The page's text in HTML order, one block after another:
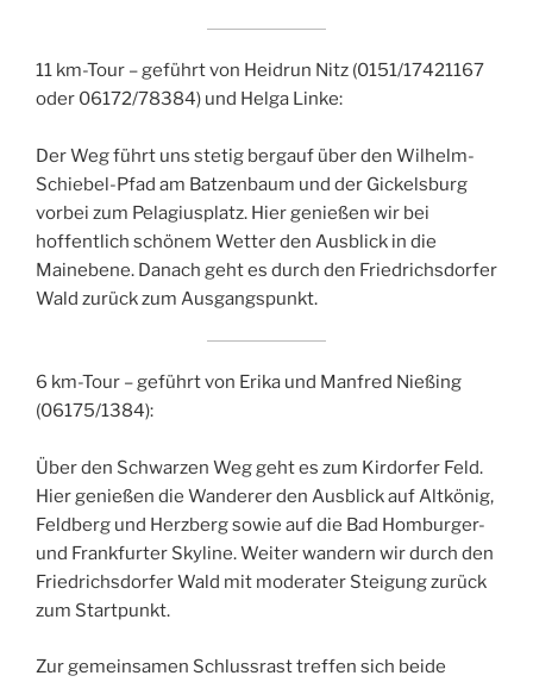
11 km-Tour – geführt von Heidrun Nitz (0151/17421167
oder 06172/78384) und Helga Linke:
Der Weg führt uns stetig bergauf über den Wilhelm-
Schiebel-Pfad am Batzenbaum und der Gickelsburg
vorbei zum Pelagiusplatz. Hier genießen wir bei
hoffentlich schönem Wetter den Ausblick in die
Mainebene. Danach geht es durch den Friedrichsdorfer
Wald zurück zum Ausgangspunkt.
6 km-Tour – geführt von Erika und Manfred Nießing
(06175/1384):
Über den Schwarzen Weg geht es zum Kirdorfer Feld.
Hier genießen die Wanderer den Ausblick auf Altkönig,
Feldberg und Herzberg sowie auf die Bad Homburger-
und Frankfurter Skyline. Weiter wandern wir durch den
Friedrichsdorfer Wald mit moderater Steigung zurück
zum Startpunkt.
Zur gemeinsamen Schlussrast treffen sich beide